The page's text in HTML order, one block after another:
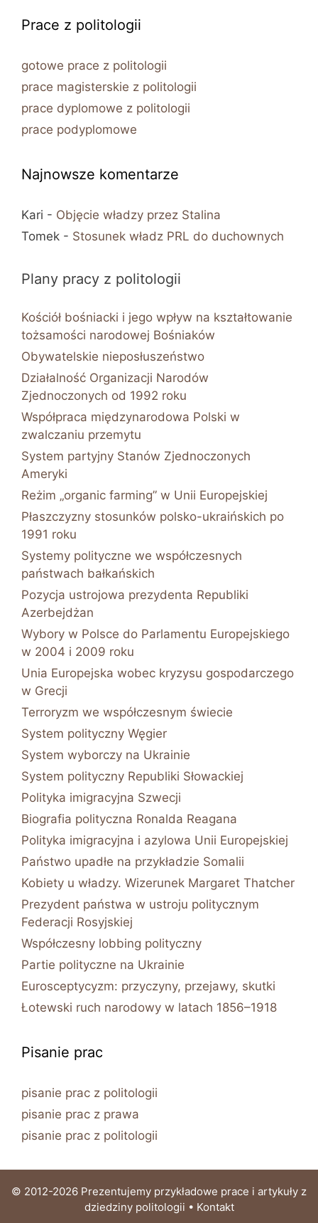
Prace z politologii
gotowe prace z politologii
prace magisterskie z politologii
prace dyplomowe z politologii
prace podyplomowe
Najnowsze komentarze
Kari - Objęcie władzy przez Stalina
Tomek - Stosunek władz PRL do duchownych
Plany pracy z politologii
Kościół bośniacki i jego wpływ na kształtowanie
tożsamości narodowej Bośniaków
Obywatelskie nieposłuszeństwo
Działalność Organizacji Narodów
Zjednoczonych od 1992 roku
Współpraca międzynarodowa Polski w
zwalczaniu przemytu
System partyjny Stanów Zjednoczonych
Ameryki
Reżim „organic farming” w Unii Europejskiej
Płaszczyzny stosunków polsko-ukraińskich po
1991 roku
Systemy polityczne we współczesnych
państwach bałkańskich
Pozycja ustrojowa prezydenta Republiki
Azerbejdżan
Wybory w Polsce do Parlamentu Europejskiego
w 2004 i 2009 roku
Unia Europejska wobec kryzysu gospodarczego
w Grecji
Terroryzm we współczesnym świecie
System polityczny Węgier
System wyborczy na Ukrainie
System polityczny Republiki Słowackiej
Polityka imigracyjna Szwecji
Biografia polityczna Ronalda Reagana
Polityka imigracyjna i azylowa Unii Europejskiej
Państwo upadłe na przykładzie Somalii
Kobiety u władzy. Wizerunek Margaret Thatcher
Prezydent państwa w ustroju politycznym
Federacji Rosyjskiej
Współczesny lobbing polityczny
Partie polityczne na Ukrainie
Eurosceptycyzm: przyczyny, przejawy, skutki
Łotewski ruch narodowy w latach 1856–1918
Pisanie prac
pisanie prac z politologii
pisanie prac z prawa
pisanie prac z politologii
© 2012-2026 Prezentujemy przykładowe prace i artykuły z
dziedziny politologii • Kontakt